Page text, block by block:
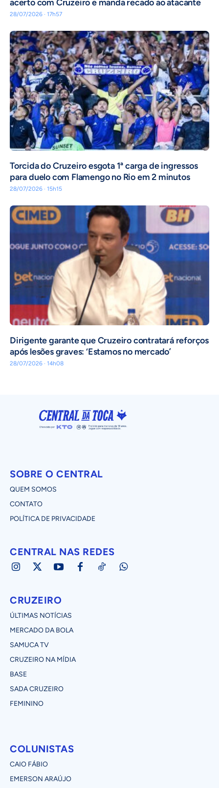
acerto com Cruzeiro e manda recado ao atacante
28/07/2026 · 17h57
Torcida do Cruzeiro esgota 1ª carga de ingressos
para duelo com Flamengo no Rio em 2 minutos
28/07/2026 · 15h15
Dirigente garante que Cruzeiro contratará reforços
após lesões graves: ‘Estamos no mercado’
28/07/2026 · 14h08
SOBRE O CENTRAL
QUEM SOMOS
CONTATO
POLÍTICA DE PRIVACIDADE
CENTRAL NAS REDES
CRUZEIRO
ÚLTIMAS NOTÍCIAS
MERCADO DA BOLA
SAMUCA TV
CRUZEIRO NA MÍDIA
BASE
SADA CRUZEIRO
FEMININO
COLUNISTAS
CAIO FÁBIO
EMERSON ARAÚJO